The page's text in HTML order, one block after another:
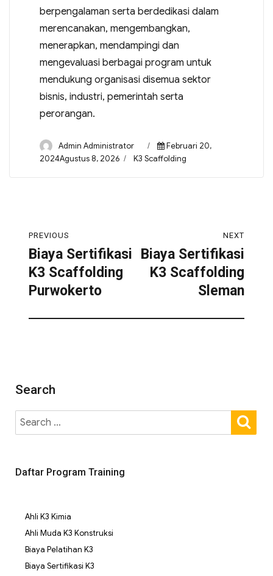
berpengalaman serta berdedikasi dalam
merencanakan, mengembangkan,
menerapkan, mendampingi dan
mengevaluasi berbagai program untuk
mendukung organisasi disemua sektor
bisnis, industri, pemerintah serta
perorangan.
Admin Administrator
Februari 20,
2024Agustus 8, 2026
K3 Scaffolding
PREVIOUS
Biaya Sertifikasi
K3 Scaffolding
Purwokerto
NEXT
Biaya Sertifikasi
K3 Scaffolding
Sleman
Search
Daftar Program Training
Ahli K3 Kimia
Ahli Muda K3 Konstruksi
Biaya Pelatihan K3
Biaya Sertifikasi K3